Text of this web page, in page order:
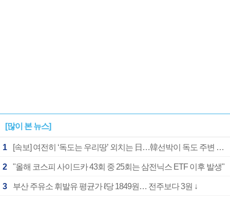
[많이 본 뉴스]
1 [속보] 여전히 ‘독도는 우리땅’ 외치는 日…韓선박이 독도 주변 해양조사 활동하자 반발
2 "올해 코스피 사이드카 43회 중 25회는 삼전닉스 ETF 이후 발생"
3 부산 주유소 휘발유 평균가 ℓ당 1849원… 전주보다 3원 ↓